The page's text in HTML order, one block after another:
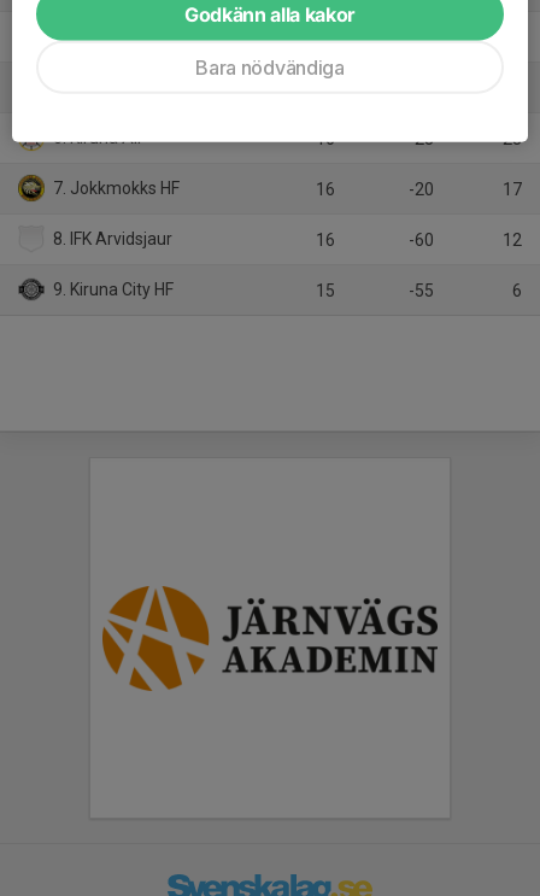
4. SK Lejon 16 13
6. Kiruna AIF 16 -23 23
7. Jokkmokks HF 16 -20 17
8. IFK Arvidsjaur 16 -60 12
9. Kiruna City HF 15 -55 6
Godkänn alla kakor
Bara nödvändiga